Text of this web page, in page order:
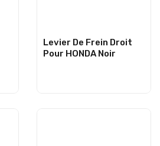
Levier De Frein Droit
Pour HONDA Noir